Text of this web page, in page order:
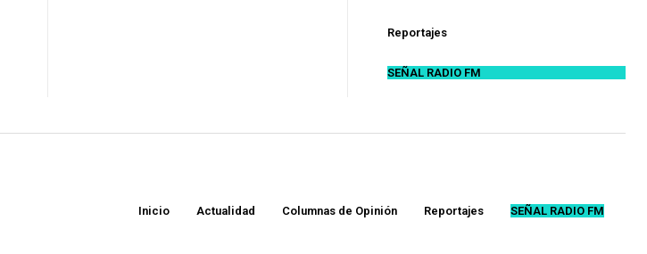
Reportajes
SEÑAL RADIO FM
Inicio Actualidad Columnas de Opinión Reportajes SEÑAL RADIO FM